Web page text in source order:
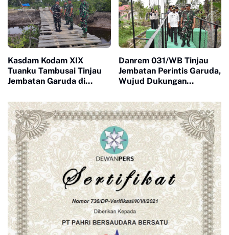
Kasdam Kodam XIX
Tuanku Tambusai Tinjau
Jembatan Garuda di
dan Kualitas
Pembangunan Sesuai
Target
Danrem 031/WB Tinjau
Jembatan Perintis Garuda,
Wujud Dukungan
Infrastruktur di
kabupaten Inhil